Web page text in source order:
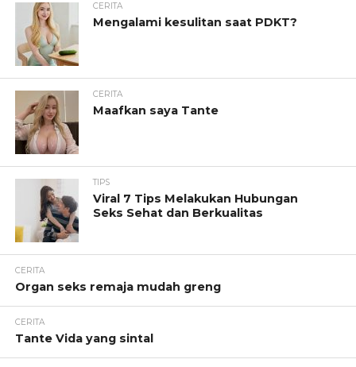
CERITA
Mengalami kesulitan saat PDKT?
CERITA
Maafkan saya Tante
TIPS
Viral 7 Tips Melakukan Hubungan
Seks Sehat dan Berkualitas
CERITA
Organ seks remaja mudah greng
CERITA
Tante Vida yang sintal